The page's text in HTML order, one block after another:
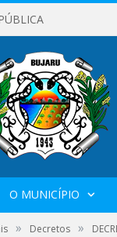
O MUNICÍPIO
» Decretos »